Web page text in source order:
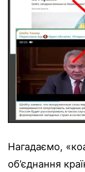
Нагадаємо,
об’єднання